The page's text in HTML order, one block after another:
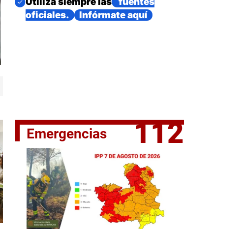
El jefe del Ejecutivo castellanomanchego, Emiliano García-
oficiales.
Infórmate aquí
Emergencias 112